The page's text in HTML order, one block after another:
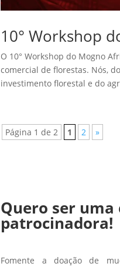
10° Workshop
O 10° Workshop do Mogno
comercial de florestas. Nós,
investimento florestal e do
Página 1 de 2 1 2 »
Quero ser uma
patrocinadora!
Fomente a doação de